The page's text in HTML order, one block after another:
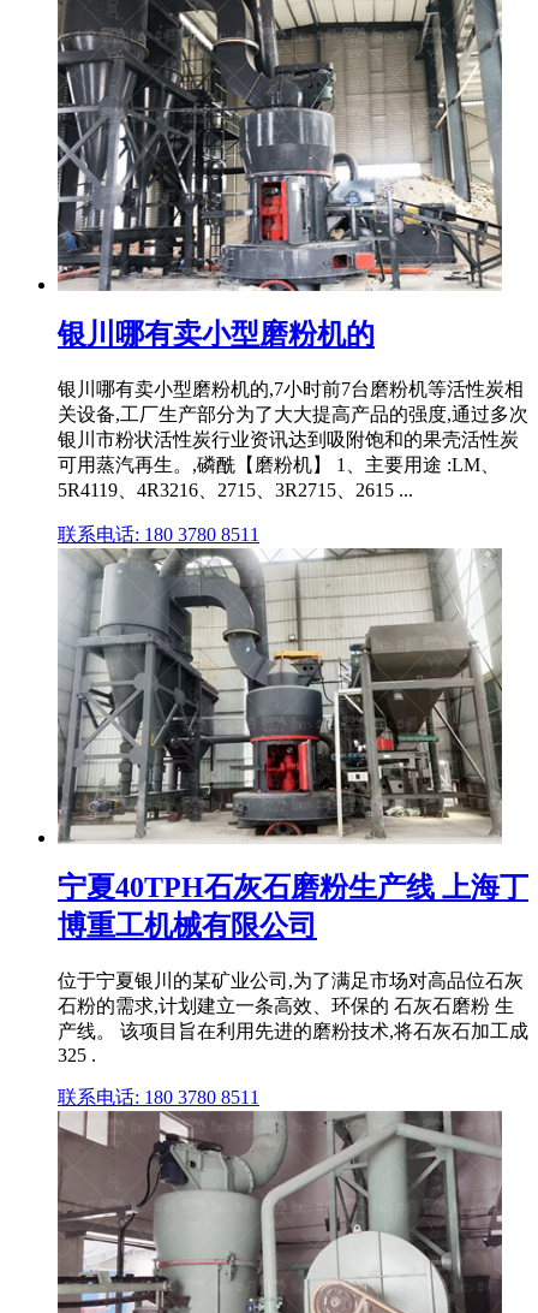
银川哪有卖小型磨粉机的
银川哪有卖小型磨粉机的,7小时前7台磨粉机等活性炭相
关设备,工厂生产部分为了大大提高产品的强度,通过多次
银川市粉状活性炭行业资讯达到吸附饱和的果壳活性炭
可用蒸汽再生。,磷酰【磨粉机】 1、主要用途 :LM、
5R4119、4R3216、2715、3R2715、2615 ...
联系电话: 180 3780 8511
宁夏40TPH石灰石磨粉生产线 上海丁
博重工机械有限公司
位于宁夏银川的某矿业公司,为了满足市场对高品位石灰
石粉的需求,计划建立一条高效、环保的 石灰石磨粉 生
产线。 该项目旨在利用先进的磨粉技术,将石灰石加工成
325 .
联系电话: 180 3780 8511